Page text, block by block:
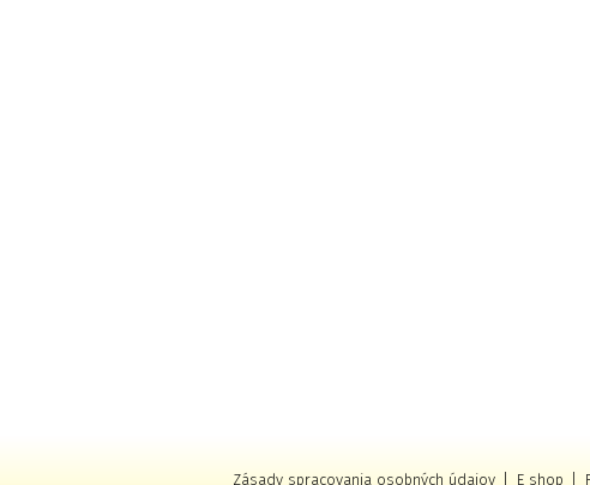
Zásady spracovania osobných údajov E shop